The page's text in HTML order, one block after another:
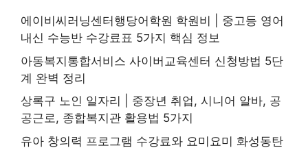
에이비씨러닝센터행당어학원 학원비 | 중고등 영어
내신 수능반 수강료표 5가지 핵심 정보
아동복지통합서비스 사이버교육센터 신청방법 5단
계 완벽 정리
상록구 노인 일자리 | 중장년 취업, 시니어 알바, 공
공근로, 종합복지관 활용법 5가지
유아 창의력 프로그램 수강료와 요미요미 화성동탄